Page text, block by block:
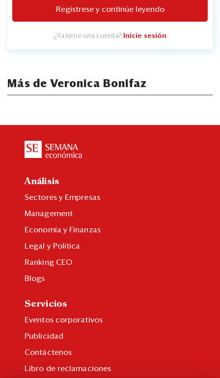
Regístrese y continúe leyendo
¿Ya tiene una cuenta? Inicie sesión
Más de Veronica Bonifaz
Análisis
Sectores y Empresas
Management
Economía y Finanzas
Legal y Política
Ranking CEO
Blogs
Servicios
Eventos corporativos
Publicidad
Contáctenos
Libro de reclamaciones